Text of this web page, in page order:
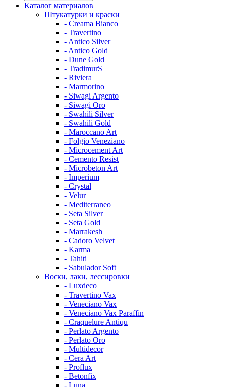
Каталог материалов
Штукатурки и краски
- Creama Bianco
- Travertino
- Antico Silver
- Antico Gold
- Dune Gold
- TradimurS
- Riviera
- Marmorino
- Siwagi Argento
- Siwagi Oro
- Swahili Silver
- Swahili Gold
- Maroccano Art
- Folgio Veneziano
- Microcement Art
- Cemento Resist
- Microbeton Art
- Imperium
- Crystal
- Velur
- Mediterraneo
- Seta Silver
- Seta Gold
- Marrakesh
- Cadoro Velvet
- Karma
- Tahiti
- Sabulador Soft
Воски, лаки, лессировки
- Luxdeco
- Travertino Vax
- Veneciano Vax
- Veneciano Vax Paraffin
- Craquelure Antiqu
- Perlato Argento
- Perlato Oro
- Multidecor
- Cera Art
- Proflux
- Betonfix
- Luna